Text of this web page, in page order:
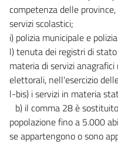
23 duodecies
24
24 bis
25
Allegati
Allegato 1
Allegato 1
competenza delle
servizi scolastici;
i) polizia municipale e
l) tenuta dei registri di
materia di servizi
elettorali, nell'esercizio
l-bis) i servizi in materia
b) il comma 28 è
popolazione fino a 5.000
se appartengono o sono